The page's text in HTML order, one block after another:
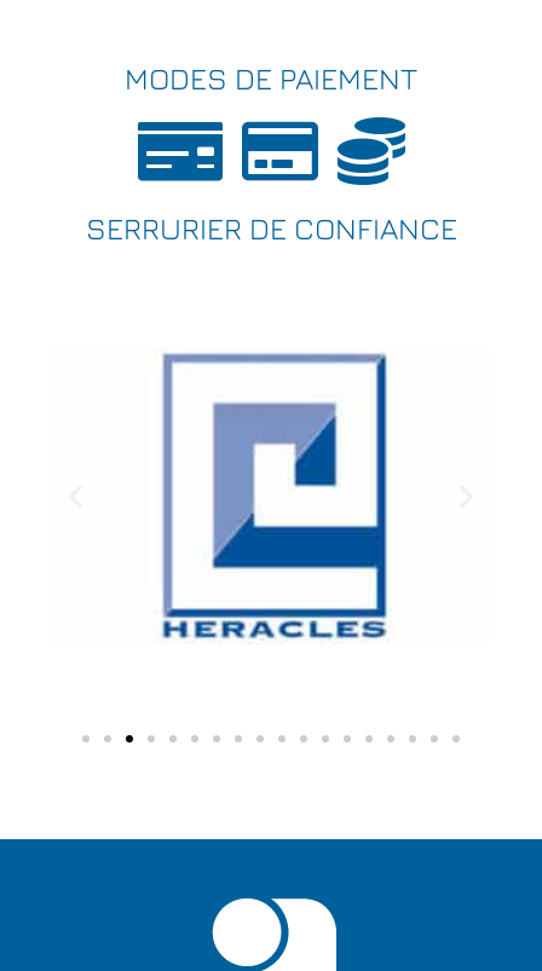
MODES DE PAIEMENT
SERRURIER DE CONFIANCE